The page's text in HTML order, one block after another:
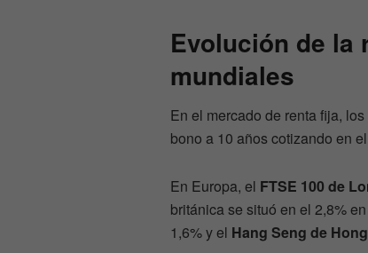
Evolución de la
mundiales
En el mercado de renta fija,
bono a 10 años cotizando en
En Europa, el FTSE 100 de
británica se situó en el 2,8%
1,6% y el Hang Seng de